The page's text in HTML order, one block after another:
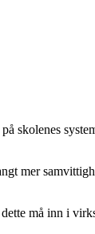
mer
må inn i